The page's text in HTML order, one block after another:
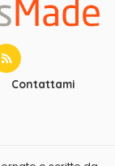
Contattami